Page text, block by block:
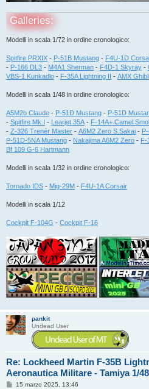
Galleries:
Modelli in scala 1/72 in ordine cronologico:
Spitfire PRXIX - P-51B Mustang - F4U-1D
- P-166 DL3 - M4A1 Sherman - F4D-1 Skyray -
VBS-1 Kunkadlo - F-35A Lightning II - AMX Ghibli
Modelli in scala 1/48 in ordine cronologico:
A5M2b Claude - P-51D Mustang - P-51D
- Spitfire Mk.I - Learjet 35A - F-14A+ Camel
- Z-326 Trenér Master - A6M2 Zero S.Sakai -
P-51D-5NA Mustang - Nakajima A6M2 Zero - F-
Bf 109 G-6 Hartmann
Modelli in scala 1/32 in ordine cronologico:
Tornado IDS - Mig-29M - F4U-1A Corsair
Modelli in scala 1/12
Cockpit F-104G - Cockpit F-16
pankit
Undead User
Re: Lockheed Martin F-35B
Aeronautica Militare - Tamiya 1/
M15 marzo 2025, 13:46